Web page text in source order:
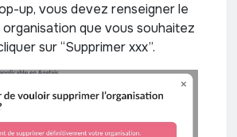
up, vous devez renseigner le
que vous souhaitez
sur “Supprimer xxx”.